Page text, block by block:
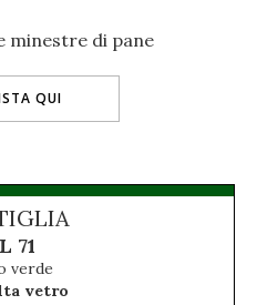
minestre di pane
QUI
71
verde
vetro